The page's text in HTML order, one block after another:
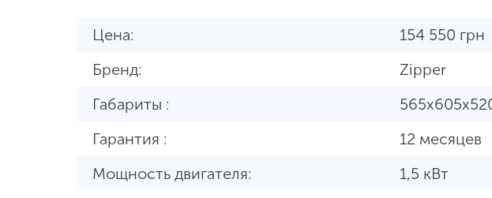
Цена: 154 550 грн
Бренд:
Zipper
Габариты :
Гарантия :
12 месяцев
Мощность двигателя:
1,5 кВт